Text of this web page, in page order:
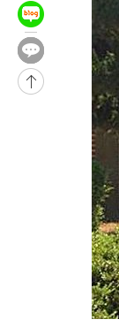
-25554초 전 >
[속보]
한민수·김용 순
-25507초 전 >
[속보]
청래 44.56%
-24789초 전 >
[속보]
42.08%·宋 10.17%
-24323초 전 >
이강
[속보]
낮 최
[속보]
수도
온열
강릉에
백운산
선재도
남자 농